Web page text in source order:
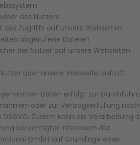
des Nutzers
des Zugriffs auf unsere Webseiten
abgerufene Dateien
der Nutzer auf unsere Webseiten
über unsere Webseite aufruft.
Daten erfolgt zur
oder zur Vertragserfüllung nach
DSGVO. Zudem kann die Verarbeitung
berechtigter Interessen der
GmbH auf Grundlage einer